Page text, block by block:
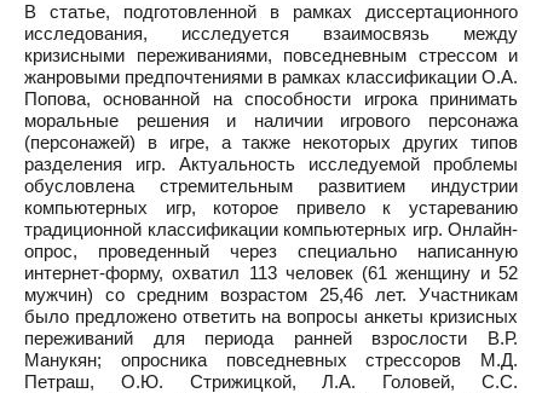
В статье, подготовленной в рамках диссертационного
исследования, исследуется взаимосвязь между
кризисными переживаниями, повседневным стрессом и
жанровыми предпочтениями в рамках классификации О.А.
Попова, основанной на способности игрока принимать
моральные решения и наличии игрового персонажа
(персонажей) в игре, а также некоторых других типов
разделения игр. Актуальность исследуемой проблемы
обусловлена стремительным развитием индустрии
компьютерных игр, которое привело к устареванию
традиционной классификации компьютерных игр. Онлайн-
опрос, проведенный через специально написанную
интернет-форму, охватил 113 человек (61 женщину и 52
мужчин) со средним возрастом 25,46 лет. Участникам
было предложено ответить на вопросы анкеты кризисных
переживаний для периода ранней взрослости В.Р.
Манукян; опросника повседневных стрессоров М.Д.
Петраш, О.Ю. Стрижицкой, Л.А. Головей, С.С.